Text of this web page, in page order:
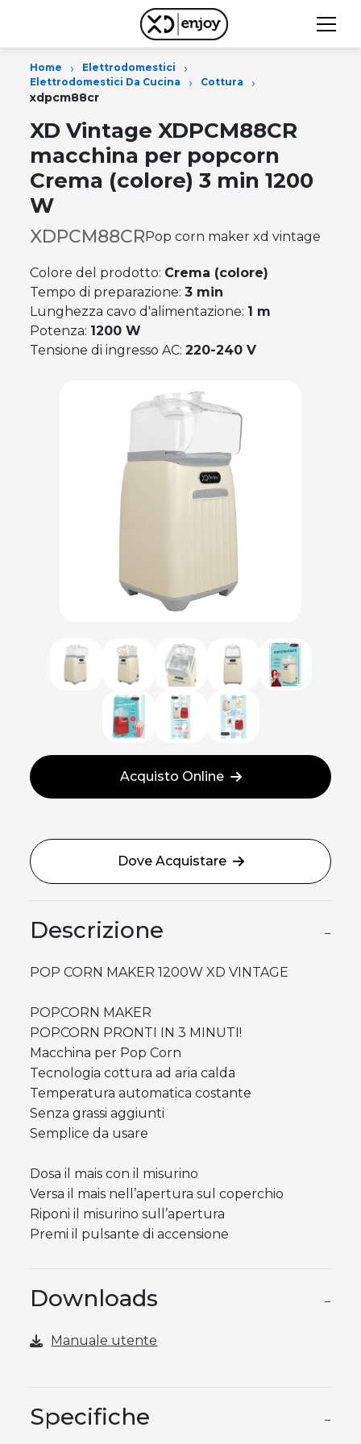
Home › Elettrodomestici ›
Elettrodomestici Da Cucina › Cottura ›
xdpcm88cr
XD Vintage XDPCM88CR
macchina per popcorn
Crema (colore) 3 min 1200
W
XDPCM88CRPop corn maker xd vintage
Colore del prodotto: Crema (colore)
Tempo di preparazione:3 min
Lunghezza cavo d'alimentazione: 1 m
Potenza: 1200 W
Tensione di ingresso AC:220-240 V
Acquisto Online
Dove Acquistare
Descrizione −
POP CORN MAKER 1200W XD VINTAGE
POPCORN MAKER
POPCORN PRONTI IN 3 MINUTI!
Macchina per Pop Corn
Tecnologia cottura ad aria calda
Temperatura automatica costante
Senza grassi aggiunti
Semplice da usare
Dosa il mais con il misurino
Versa il mais nell’apertura sul coperchio
Riponi il misurino sull’apertura
Premi il pulsante di accensione
Downloads −
Manuale utente
Specifiche −